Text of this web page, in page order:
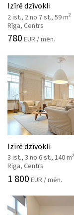
Izīrē dzīvokli
2 ist., 2 no 7 st., 59 m2
Rīga, Centrs
780 EUR / mēn.
Izīrē dzīvokli
3 ist., 3 no 6 st., 140 m2
Rīga, Centrs
1 800 EUR / mēn.